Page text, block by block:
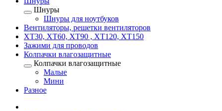
Шнуры
Шнуры для ноутбуков
Вентиляторы, решетки вентиляторов
XT30, XT60, XT90 , XT120, XT150
Зажими для проводов
Колпачки влагозащитные
Колпачки влагозащитные
Малые
Мини
Разное